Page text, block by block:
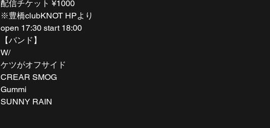
配信チケット ¥1000
※豊橋clubKNOT HPより
open 17:30 start 18:00
【バンド】
W/
ケツがオフサイド
CREAR SMOG
Gummi
SUNNY RAIN